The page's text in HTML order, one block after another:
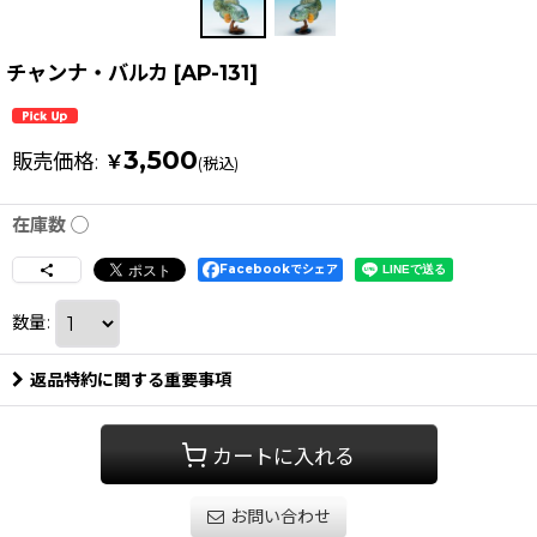
チャンナ・バルカ [AP-131]
販売価格: ￥3,500(税込)
在庫数 ◯
Facebookでシェア
数量:
返品特約に関する重要事項
カートに入れる
お問い合わせ